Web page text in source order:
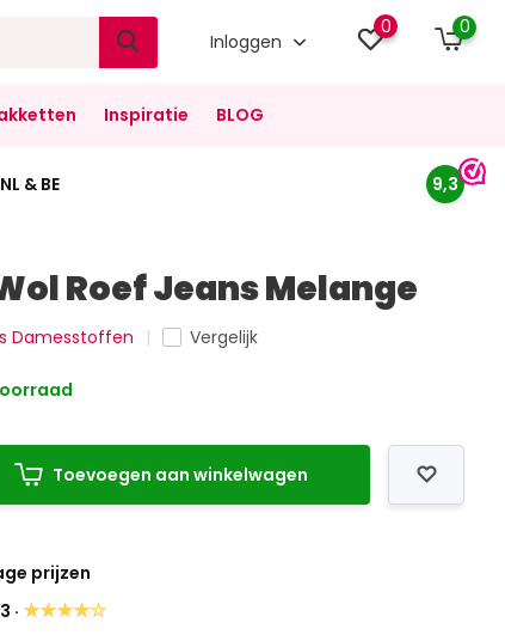
Inloggen
0 0
Inspiratie BLOG
NL & BE 9,3
Roef Jeans Melange
Damesstoffen Vergelijk
Toevoegen aan winkelwagen
prijzen
·★★★★☆